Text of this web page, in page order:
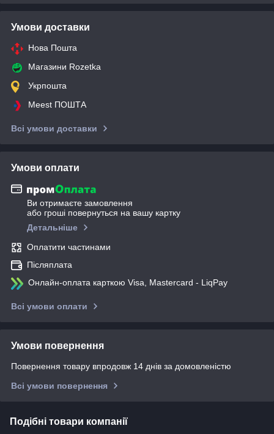
Умови доставки
Нова Пошта
Магазини Rozetka
Укрпошта
Meest ПОШТА
Всі умови доставки
Умови оплати
Ви отримаєте замовлення
або гроші повернуться на вашу картку
Детальніше
Оплатити частинами
Післяплата
Онлайн-оплата карткою Visa, Mastercard - LiqPay
Всі умови оплати
Умови повернення
Повернення товару впродовж 14 днів за домовленістю
Всі умови повернення
Подібні товари компанії